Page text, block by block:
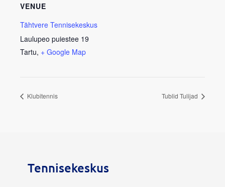
VENUE
Tähtvere Tennisekeskus
Laulupeo puiestee 19
Tartu, + Google Map
Klubitennis Tublid Tulijad
Tennisekeskus